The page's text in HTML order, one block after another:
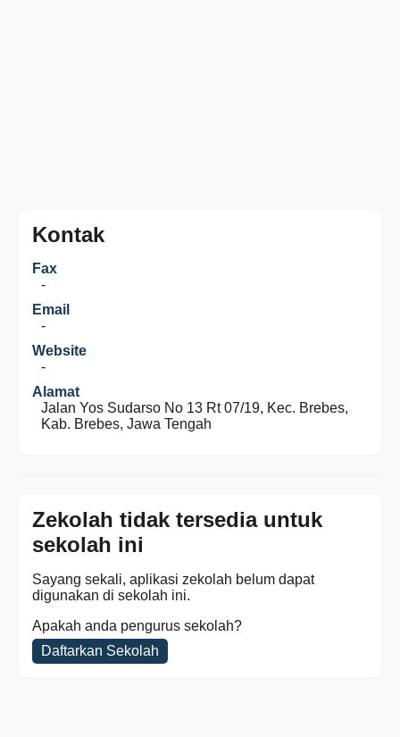
Kontak
Fax
-
Email
-
Website
-
Alamat
Jalan Yos Sudarso No 13 Rt 07/19, Kec. Brebes,
Kab. Brebes, Jawa Tengah
Zekolah tidak tersedia untuk
sekolah ini
Sayang sekali, aplikasi zekolah belum dapat
digunakan di sekolah ini.
Apakah anda pengurus sekolah?
Daftarkan Sekolah